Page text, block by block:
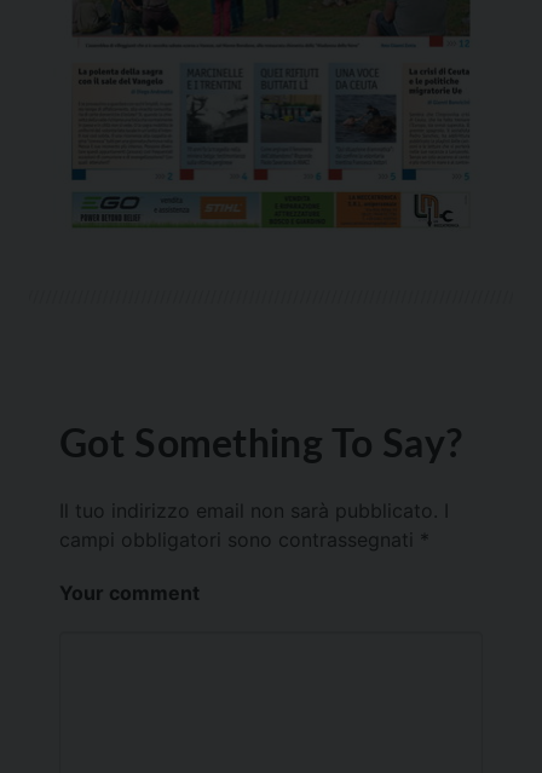
Got Something To Say?
Il tuo indirizzo email non sarà pubblicato.
campi obbligatori sono contrassegnati *
Your comment